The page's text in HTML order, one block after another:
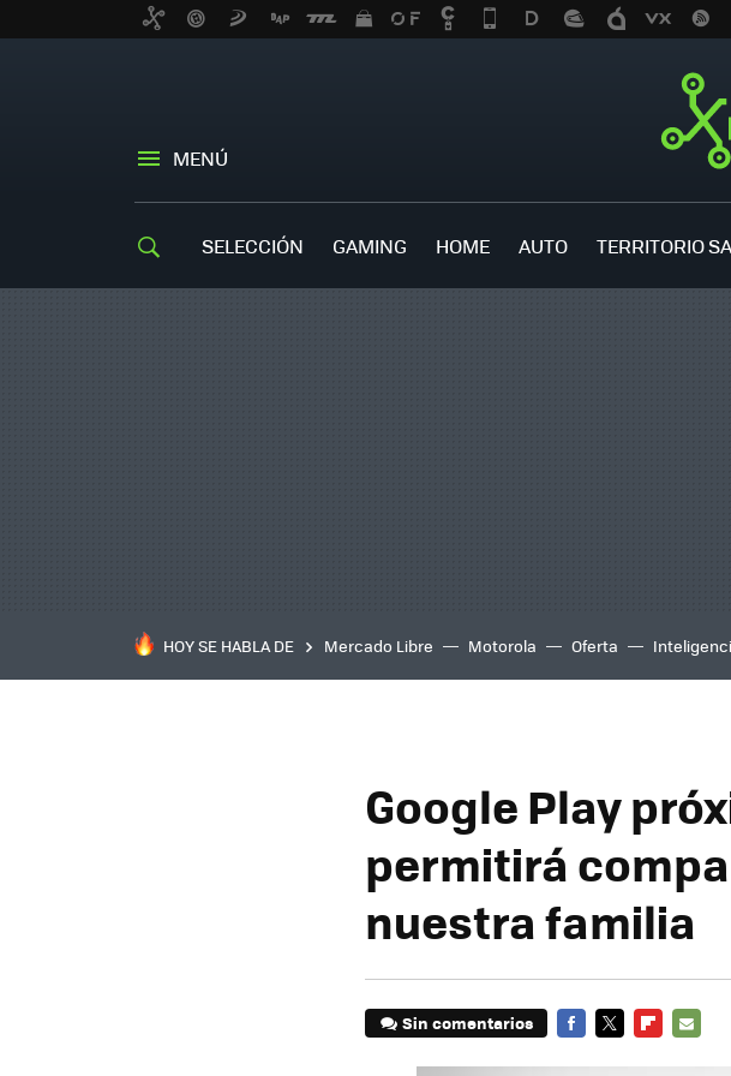
MENÚ
SELECCIÓN GAMING HOME AUTO TERRITORIO
HOY SE HABLA DE Mercado Libre Motorola Oferta
Google Play
permitirá
nuestra familia
Sin comentarios